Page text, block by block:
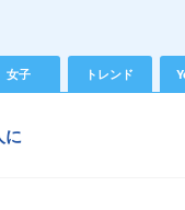
女子 トレンド
に